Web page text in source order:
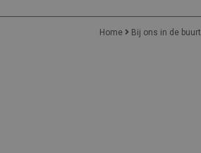
Home Bij ons in de buurt